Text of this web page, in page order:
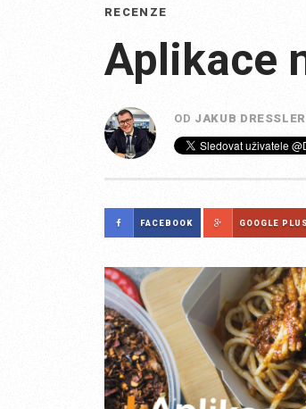
RECENZE
Aplikace
OD JAKUB DRESSLER
FACEBOOK GOOGLE PLUS